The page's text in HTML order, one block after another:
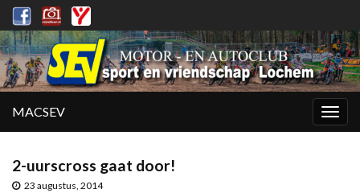
MACSEV
2-uurscross gaat door!
23 augustus, 2014